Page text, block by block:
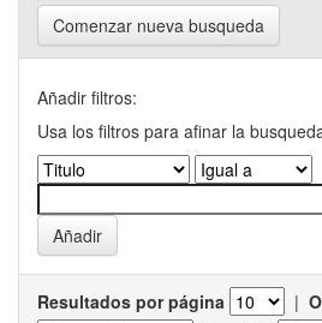
Comenzar nueva busqueda
Añadir filtros:
Usa los filtros para afinar la
Resultados por página |